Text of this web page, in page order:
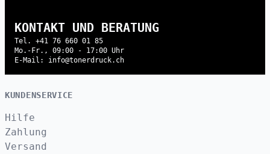
KONTAKT UND BERATUNG
Tel. +41 76 660 01 85
Mo.-Fr., 09:00 - 17:00 Uhr
E-Mail: info@tonerdruck.ch
KUNDENSERVICE
Hilfe
Zahlung
Versand